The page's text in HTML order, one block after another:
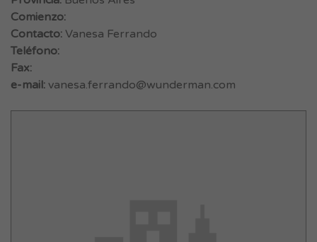
Comienzo:
Contacto: Vanesa Ferrando
Teléfono:
Fax:
e-mail: vanesa.ferrando@wunderman.com